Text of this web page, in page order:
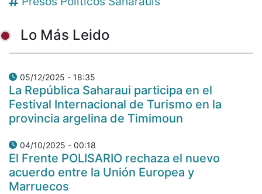
Lo Más Leido
05/12/2025 - 18:35
La República Saharaui participa en el
Festival Internacional de Turismo en la
provincia argelina de Timimoun
04/10/2025 - 00:18
El Frente POLISARIO rechaza el nuevo
acuerdo entre la Unión Europea y
Marruecos